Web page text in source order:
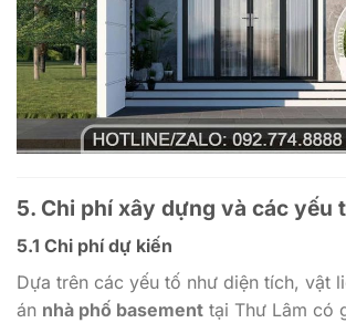
5. Chi phí xây dựng và các yếu
5.1 Chi phí dự kiến
Dựa trên các yếu tố như diện tích, vật
án nhà phố basement tại Thư Lâm có